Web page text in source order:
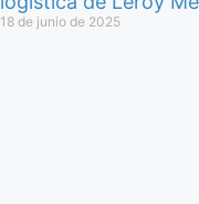
18 de junio de 2025